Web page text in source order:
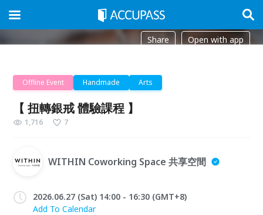
Share Open with app
Offline Event Handmade Arts
【 扭轉銀戒 體驗課程 】
1,716 7
WITHIN Coworking Space 共享空間
2026.06.27 (Sat) 14:00 - 16:30 (GMT+8)
Add To Calendar